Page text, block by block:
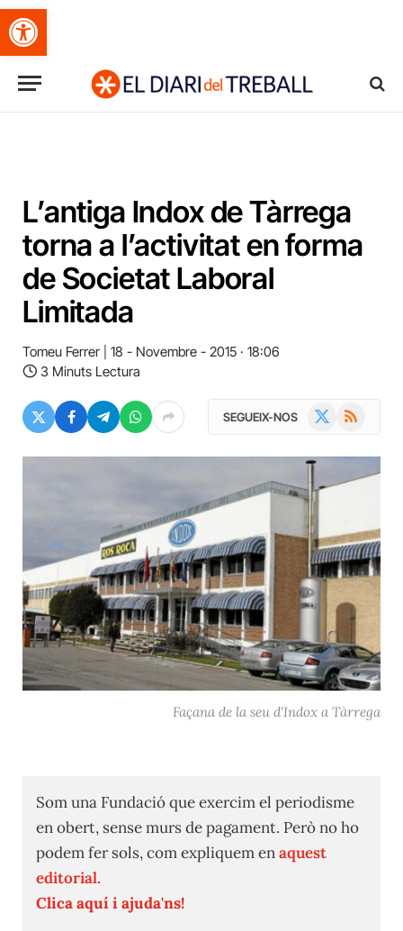
Obre la barra d'eines
L’antiga Indox de Tàrrega
torna a l’activitat en forma
de Societat Laboral
Limitada
Tomeu Ferrer
18 - Novembre - 2015 · 18:06
3 Minuts Lectura
SEGUEIX-NOS RSS
Façana de la seu d'Indox a Tàrrega
Som una Fundació que exercim el periodisme
en obert, sense murs de pagament. Però no ho
podem fer sols, com expliquem enaquest
editorial.
Clica aquí i ajuda'ns!